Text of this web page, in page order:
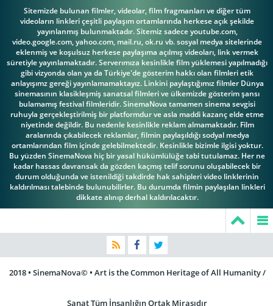
Sharon Farrell Shug Fisher Steve McQueen
Will Geer Mark Rydell
Sitemizde bulunan filmler, videolar, film fragmanları ve diğer tüm
videoların linkleri çeşitli paylaşım ortamlarında herkese açık şekilde
yayınlanmış bulunmaktadır. Sitemiz sadece youtube.com,
video.google.com, yahoo.com, mail.ru, ok.ru vb. sosyal medya sitelerinde
eklenmiş ve koşulsuz herkese paylaşıma açılmış videoları, link vermek
süretiyle yayınlamaktadır. Serverımıza kesinlikle film yüklemesi yapılmadığı
gibi vizyonda olan ya da Türkiye'de gösterim hakkı olan filmleri etik
anlayışımz gereği yayınlamamaktayız. Linkini paylaştığımız filmler Dünya
sinemasının klasikleşmiş sanatsal filmleri ve ülkemizde gösterim şansı
bulamamış festival filmleridir. SinemaNova tamamen sinema sevgisi
ruhuyla gerçekleştirilmiş bir platformdur ve asla maddi kazanç elde etme
niyetinde değildir. Bu nedenle kesinlikle reklam almamaktadır. Film
aralarında çıkabilecek reklamlar, filmin paylaşıldığı sodyal medya
ortamlarından film içinde gelebilmektedir. Kesinlikle bizimle ilgisi yoktur.
Bu yüzden SinemaNova hiç bir yasal hükümlülüğe tabi tutulamaz. Her ne
kadar hassas davransak da gözden kaçmış telif sorunu oluşabilecek bir
durum olduğunda ve istenildiği takdirde hak sahipleri video linklerinin
kaldırılması talebinde bulunubilirler. Bu durumda filmin paylaşılan linkleri
dikkate alınıp derhal kaldırılacaktır.
2018 • SinemaNova© • Art is the Common Heritage of All Humanity /
Sanat Tüm İnsanlığın Ortak Mirasıdır